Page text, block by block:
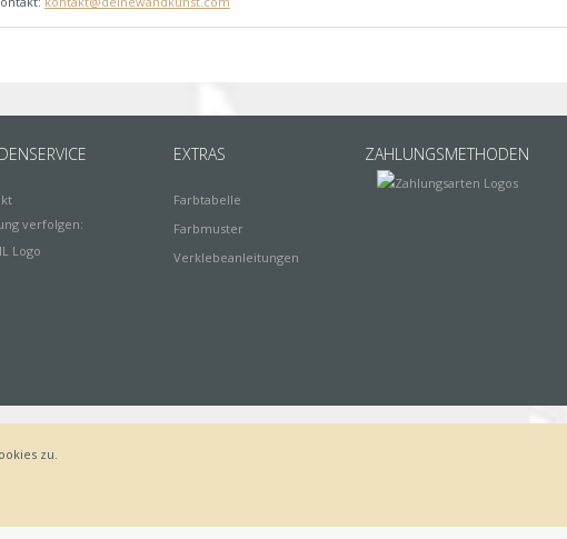
verfolgen:
EXTRAS
Farbtabelle
Farbmuster
Verklebeanleitungen
ZAHLUNGSMETHODEN
zu.